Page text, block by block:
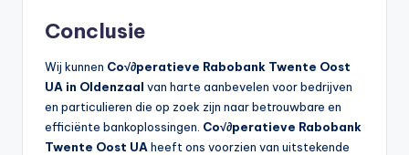
Conclusie
Wij kunnen Co√∂peratieve Rabobank Twente Oost
UA in Oldenzaal van harte aanbevelen voor bedrijven
en particulieren die op zoek zijn naar betrouwbare en
efficiënte bankoplossingen. Co√∂peratieve Rabobank
Twente Oost UA heeft ons voorzien van uitstekende